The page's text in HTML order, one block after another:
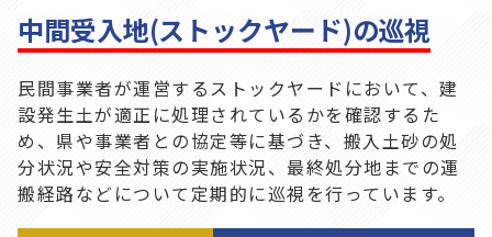
中間受入地(ストックヤード)の巡視
民間事業者が運営するストックヤードにおいて、建
設発生土が適正に処理されているかを確認するた
め、県や事業者との協定等に基づき、搬入土砂の処
分状況や安全対策の実施状況、最終処分地までの運
搬経路などについて定期的に巡視を行っています。